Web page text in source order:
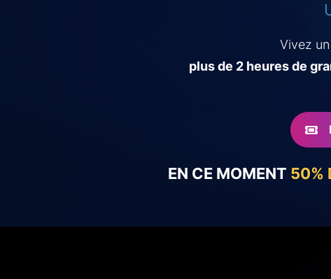
Vivez
plus de 2 heures de
EN CE MOMENT 50%